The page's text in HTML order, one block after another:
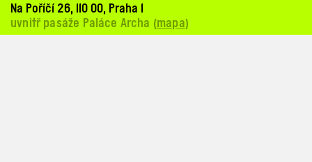
Na Poříčí 26, 110 00, Praha 1
uvnitř pasáže Paláce Archa (mapa)